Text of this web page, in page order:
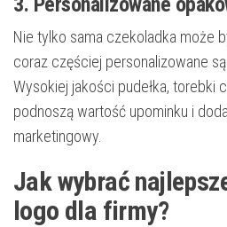
Nie tylko sama czekoladka może
coraz częściej personalizowane
Wysokiej jakości pudełka, torebki
podnoszą wartość upominku i
marketingowy.
Jak wybrać
logo dla firmy?